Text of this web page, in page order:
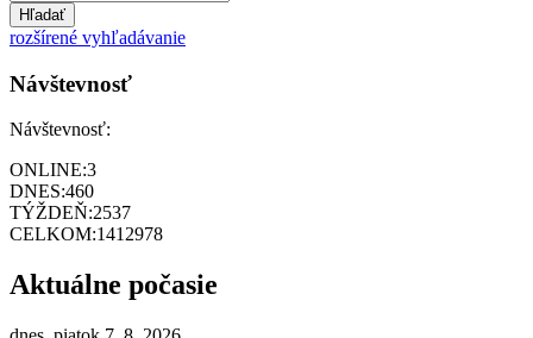
Hľadať
rozšírené vyhľadávanie
Návštevnosť
Návštevnosť:
ONLINE:3
DNES:460
TÝŽDEŇ:2537
CELKOM:1412978
Aktuálne počasie